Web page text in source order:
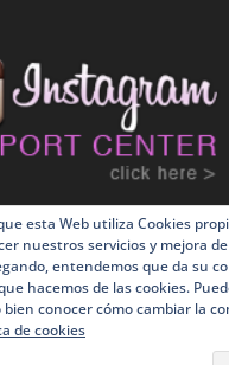
Conditions
esta Web utiliza Cookies
nuestros servicios y mejora
entendemos que da su
hacemos de las cookies.
conocer cómo cambiar la
de cookies